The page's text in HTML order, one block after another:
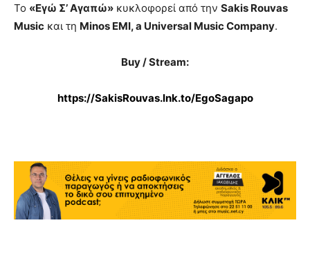
Το «Εγώ Σ’ Αγαπώ» κυκλοφορεί από την Sakis Rouvas
Music και τη Minos EMI, a Universal Music Company.
Buy / Stream:
https://SakisRouvas.lnk.to/EgoSagapo